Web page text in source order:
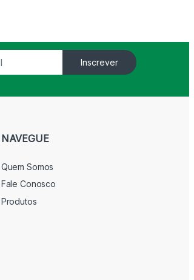
Inscrever
NAVEGUE
Quem Somos
Fale Conosco
Produtos